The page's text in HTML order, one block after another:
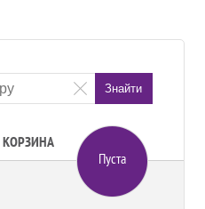
Знайти
КОРЗИНА
Пуста